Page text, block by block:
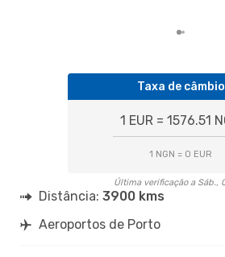
Taxa de câmbio
1 EUR = 1576.51
1 NGN = 0 EUR
Última verificação a Sáb.,
Distância: 3900 kms
Aeroportos de Porto